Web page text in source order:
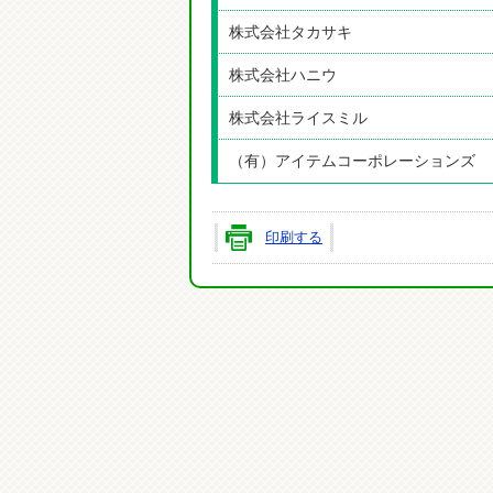
株式会社タカサキ
株式会社ハニウ
株式会社ライスミル
（有）アイテムコーポレーションズ
印刷する